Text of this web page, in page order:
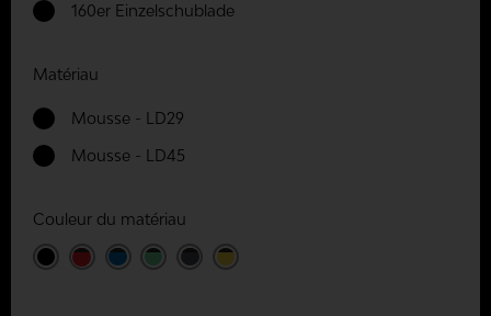
160er Einzelschublade
Matériau
Mousse - LD29
Mousse - LD45
Couleur du matériau